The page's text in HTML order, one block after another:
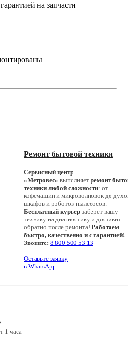
на запчасти
Ремонт бытовой техники
Сервисный центр
«Метровес» выполняет ремонт
техники любой сложности: от
кофемашин и микроволновок до
шкафов и роботов-пылесосов.
Бесплатный курьер заберет вашу
технику на диагностику и доставит
обратно после ремонта! Работаем
быстро, качественно и с гарантией!
Звоните: 8 800 500 53 13
Оставьте заявку
в WhatsApp
1 часа